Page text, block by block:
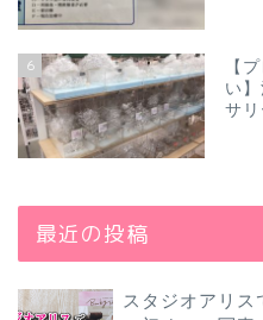
6
【
い
サリ
最近の投稿
スタジオアリス